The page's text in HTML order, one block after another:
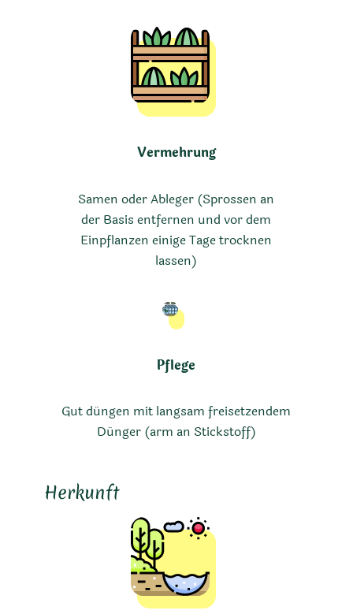
Vermehrung
Samen oder Ableger (Sprossen an
der Basis entfernen und vor dem
Einpflanzen einige Tage trocknen
lassen)
Pflege
Gut düngen mit langsam freisetzendem
Dünger (arm an Stickstoff)
Herkunft